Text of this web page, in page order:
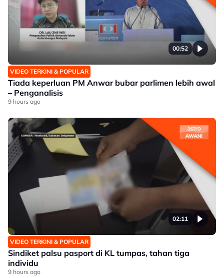
00:52
VIDEO TERKINI & POPULAR
Tiada keperluan PM Anwar bubar parlimen lebih awal
– Penganalisis
9 hours ago
02:11
VIDEO TERKINI & POPULAR
Sindiket palsu pasport di KL tumpas, tahan tiga
individu
9 hours ago